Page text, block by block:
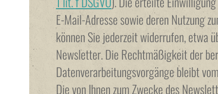
E-Mail-Adresse sowie deren Nutzung
können Sie jederzeit widerrufen, etwa
Newsletter. Die Rechtmäßigkeit der
Datenverarbeitungsvorgänge bleibt
Die von Ihnen zum Zwecke des